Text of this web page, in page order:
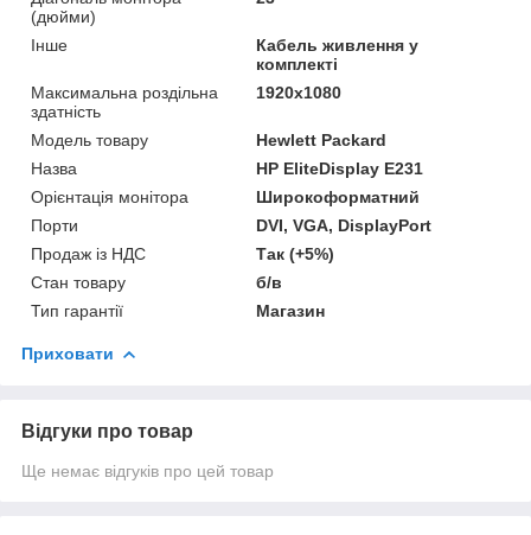
(дюйми)
Інше
Кабель живлення у
комплекті
Максимальна роздільна
здатність
1920x1080
Модель товару
Hewlett Packard
Назва
HP EliteDisplay E231
Орієнтація монітора
Широкоформатний
Порти
DVI, VGA, DisplayPort
Продаж із НДС
Так (+5%)
Стан товару
б/в
Тип гарантії
Магазин
Приховати
Відгуки про товар
Ще немає відгуків про цей товар